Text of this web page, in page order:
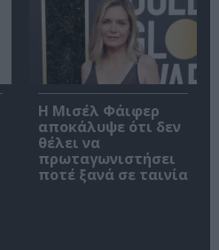
Η Μισέλ Φάιφερ
αποκάλυψε ότι δεν
θέλει να
πρωταγωνιστήσει
ποτέ ξανά σε ταινία